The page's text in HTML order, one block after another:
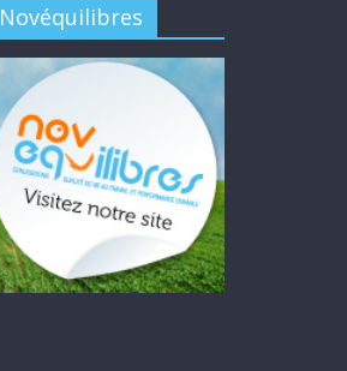
Novéquilibres